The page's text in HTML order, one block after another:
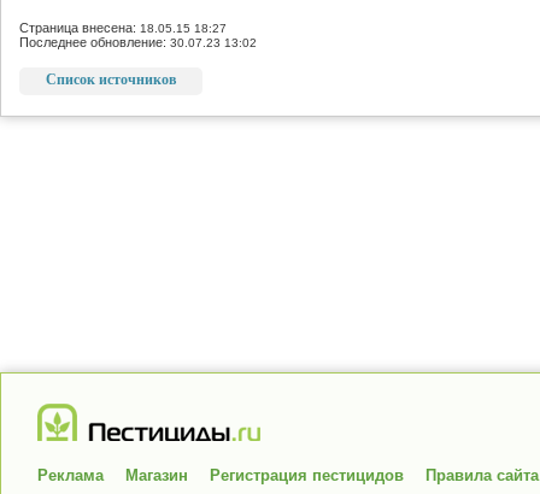
Страница внесена: 18.05.15 18:27
Последнее обновление: 30.07.23 13:02
Список источников
Реклама Магазин Регистрация пестицидов Правила сайта